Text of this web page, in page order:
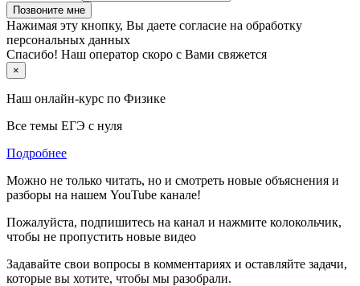
Позвоните мне
Нажимая эту кнопку, Вы даете согласие на обработку
персональных данных
Спасибо! Наш оператор скоро с Вами свяжется
×
Наш онлайн-курс по Физике
Все темы ЕГЭ с нуля
Подробнее
Можно не только читать, но и смотреть новые объяснения и
разборы на нашем YouTube канале!
Пожалуйста, подпишитесь на канал и нажмите колокольчик,
чтобы не пропустить новые видео
Задавайте свои вопросы в комментариях и оставляйте задачи,
которые вы хотите, чтобы мы разобрали.